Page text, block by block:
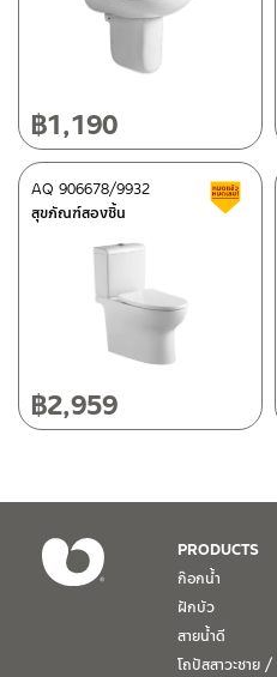
2.1 Do not leave stain on the
2.2 Please use normal water
cabinet and wipe to dry after
ศูนย์บริการและอะไหล่ กรุงเทพฯ
662/61-62 ถนน พระราม3 แขวงบา
โทร: 02-358-0080 / 080-075-
ศูนย์บริการและอะไหล่ เชียงใหม่
118/33 โครงการอรสิริน ม.8 ต.สัน
โทร: 080-075-2626
วันและเวลาทำการ
วันจันทร์ – วันศุกร์ เวลา 8:30-
วันเสาร์ เวลา 8:30-15:00 น.
1. การรับประกัน จะต้องมีหลักฐานก
ขอตรวจสอบโดยนับวันซื้อขายเป็นส
เงื่อนไขการรับประกันสินค้าได้ หากไ
2. การรับประกันสินค้า จะรับประกัน
ติดต่อ ชาญไพบูลย์ / Contact Us
฿1,190
สุขภัณฑ์สองชิ้น
AQ 906678/9932
฿2,959
PRODUCTS
ก๊อกน้ำ
ฝักบัว
สายน้ำดี
โถปัสสาวะชาย